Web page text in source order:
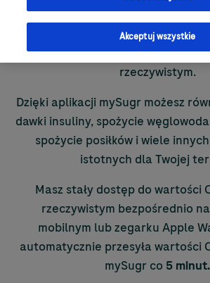
rozwiązaniem CGMAccu-Chek
stale monitorować swoje wyniki
wartości glikemii z czujnika
rzeczywistym.
Dzięki aplikacji mySugr możesz
dawki insuliny, spożycie
spożycie posiłków i wiele
istotnych dla Twojej
Masz stały dostęp do wartości
rzeczywistym bezpośrednio
mobilnym lub zegarku Apple
automatycznie przesyła wartości
mySugr co 5 minut.
Akceptuj wszystkie